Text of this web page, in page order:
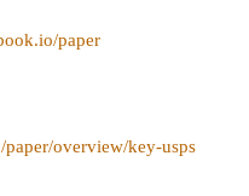
paper
overview/key-usps